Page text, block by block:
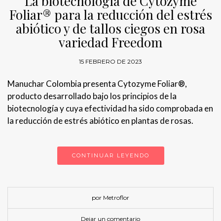
Foliar® para la reducción del estrés
abiótico y de tallos ciegos en rosa
variedad Freedom
15 FEBRERO DE 2023
Manuchar Colombia presenta Cytozyme Foliar®,
producto desarrollado bajo los principios de la
biotecnología y cuya efectividad ha sido comprobada en
la reducción de estrés abiótico en plantas de rosas.
CONTINUAR LEYENDO
por Metroflor
Dejar un comentario